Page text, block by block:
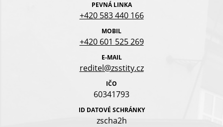
PEVNÁ LINKA
+420 583 440 166
MOBIL
+420 601 525 269
E-MAIL
reditel@zsstity.cz
IČO
60341793
ID DATOVÉ SCHRÁNKY
zscha2h